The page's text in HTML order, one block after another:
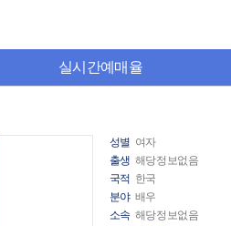
실시간예매율
성별 여자
출생 해당정보없음
국적 한국
분야 배우
소속 해당정보없음